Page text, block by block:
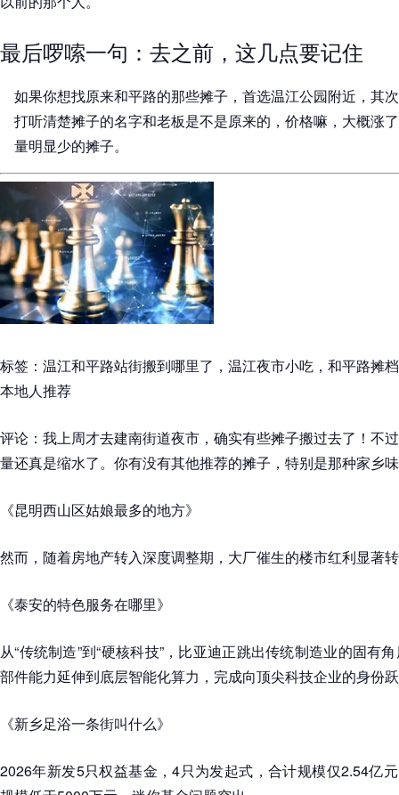
最后啰嗦一句：去之前，这几点要记住
如果你想找原来和平路的那些摊子，首选温江公园附近，其
打听清楚摊子的名字和老板是不是原来的，价格嘛，大概涨
量明显少的摊子。
标签：温江和平路站街搬到哪里了，温江夜市小吃，和平路摊
本地人推荐
评论：我上周才去建南街道夜市，确实有些摊子搬过去了！不
量还真是缩水了。你有没有其他推荐的摊子，特别是那种家乡
《昆明西山区姑娘最多的地方》
然而，随着房地产转入深度调整期，大厂催生的楼市红利显著
《泰安的特色服务在哪里》
从“传统制造”到“硬核科技”，比亚迪正跳出传统制造业的固有
部件能力延伸到底层智能化算力，完成向顶尖科技企业的身份
《新乡足浴一条街叫什么》
2026年新发5只权益基金，4只为发起式，合计规模仅2.54亿